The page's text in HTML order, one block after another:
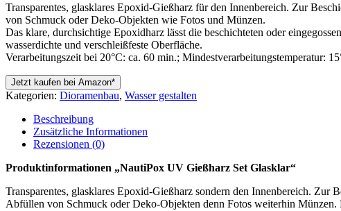
Transparentes, glasklares Epoxid-Gießharz für den Innenbereich. Zur
von Schmuck oder Deko-Objekten wie Fotos und Münzen.
Das klare, durchsichtige Epoxidharz lässt die beschichteten oder
wasserdichte und verschleißfeste Oberfläche.
Verarbeitungszeit bei 20°C: ca. 60 min.; Mindestverarbeitungstemperatur:
Jetzt kaufen bei Amazon*
Kategorien: Dioramenbau, Wasser gestalten
Beschreibung
Zusätzliche Informationen
Rezensionen (0)
Produktinformationen „NautiPox UV Gießharz Set Glasklar“
Transparentes, glasklares Epoxid-Gießharz sondern den Innenbereich.
Abfüllen von Schmuck oder Deko-Objekten denn Fotos weiterhin Münzen.